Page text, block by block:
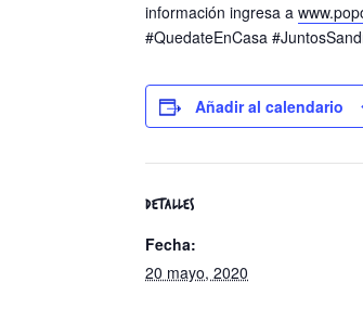
información ingresa a
#QuedateEnCasa
Añadir al calendario
DETALLES
Fecha:
20 mayo, 2020